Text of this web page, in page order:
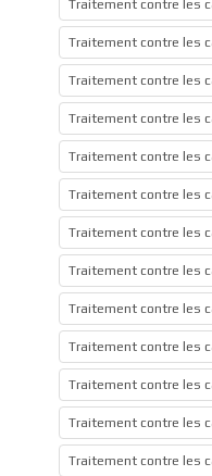
Traitement contre les
Traitement contre les
Traitement contre les
Traitement contre les
Traitement contre les
Traitement contre les
Traitement contre les
Traitement contre les
Traitement contre les
Traitement contre les
Traitement contre les
Traitement contre les
Traitement contre les